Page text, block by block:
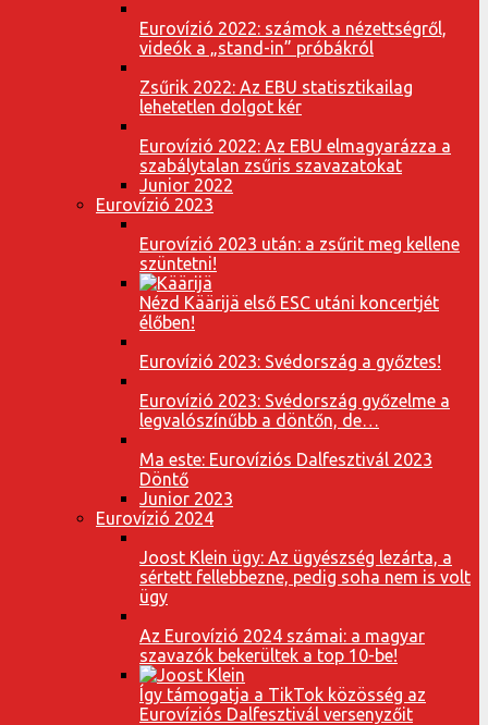
Eurovízió 2022: számok a nézettségről,
videók a „stand-in” próbákról
Zsűrik 2022: Az EBU statisztikailag
lehetetlen dolgot kér
Eurovízió 2022: Az EBU elmagyarázza a
szabálytalan zsűris szavazatokat
Junior 2022
Eurovízió 2023
Eurovízió 2023 után: a zsűrit meg kellene
szüntetni!
Nézd Käärijä első ESC utáni koncertjét
élőben!
Eurovízió 2023: Svédország a győztes!
Eurovízió 2023: Svédország győzelme a
legvalószínűbb a döntőn, de…
Ma este: Eurovíziós Dalfesztivál 2023
Döntő
Junior 2023
Eurovízió 2024
Joost Klein ügy: Az ügyészség lezárta, a
sértett fellebbezne, pedig soha nem is volt
ügy
Az Eurovízió 2024 számai: a magyar
szavazók bekerültek a top 10-be!
Így támogatja a TikTok közösség az
Eurovíziós Dalfesztivál versenyzőit